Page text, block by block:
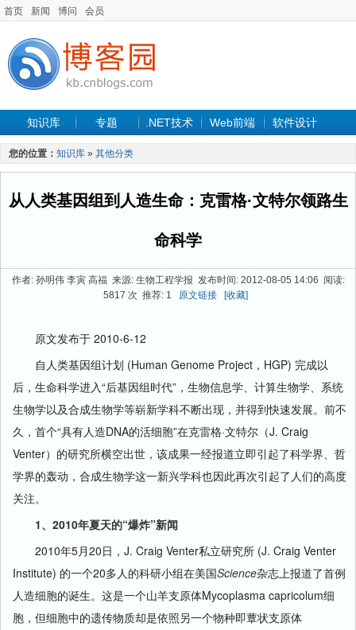
首页 新闻 博问 会员
知识库 专题 .NET技术 Web前端 软件设计
手机开发 软件工程
最新文章
您的位置： 知识库 » 其他分类
从人类基因组到人造生命：克雷格·文特尔领路生
命科学
作者: 孙明伟 李寅 高福 来源: 生物工程学报 发布时间: 2012-08-05 14:06 阅读:
5817 次 推荐: 1 原文链接 [收藏]
原文发布于 2010-6-12
自人类基因组计划 (Human Genome Project，HGP) 完成以
后，生命科学进入“后基因组时代”，生物信息学、计算生物学、系统
生物学以及合成生物学等崭新学科不断出现，并得到快速发展。前不
久，首个“具有人造DNA的活细胞”在克雷格·文特尔（J. Craig
Venter）的研究所横空出世，该成果一经报道立即引起了科学界、哲
学界的轰动，合成生物学这一新兴学科也因此再次引起了人们的高度
关注。
1、2010年夏天的“爆炸”新闻
2010年5月20日，J. Craig Venter私立研究所 (J. Craig Venter
Institute) 的一个20多人的科研小组在美国Science杂志上报道了首例
人造细胞的诞生。这是一个山羊支原体Mycoplasma capricolum细
胞，但细胞中的遗传物质却是依照另一个物种即蕈状支原体